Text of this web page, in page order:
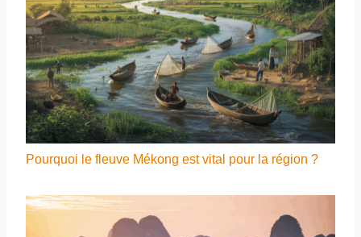
Pourquoi le fleuve Mékong est vital pour la région ?